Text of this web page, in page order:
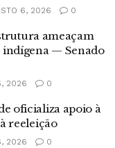
6, 2026 0
ameaçam
indígena — Senado
2026 0
oficializa apoio à
reeleição
2026 0